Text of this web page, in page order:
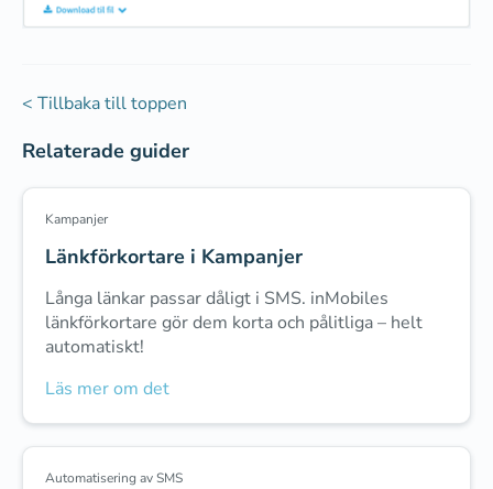
< Tillbaka till toppen
Relaterade guider
Kampanjer
Länkförkortare i Kampanjer
Långa länkar passar dåligt i SMS. inMobiles
länkförkortare gör dem korta och pålitliga – helt
automatiskt!
Läs mer om det
Automatisering av SMS